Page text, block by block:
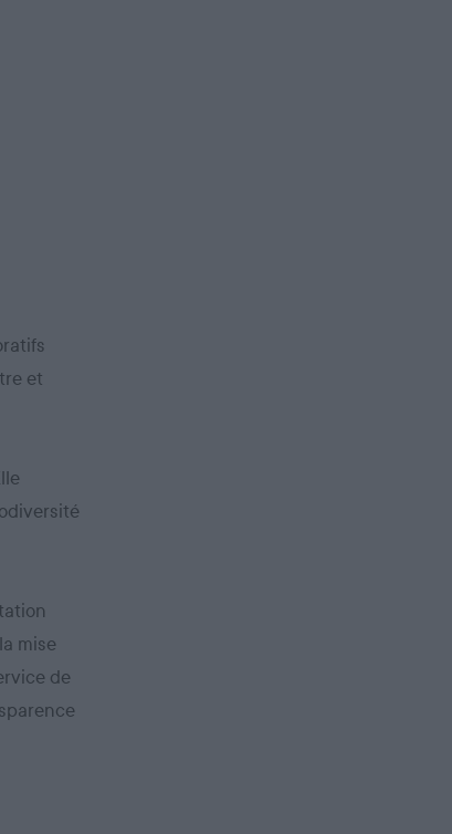
naturels, de lutte ou de vigilance par rapport à
et
mise
de